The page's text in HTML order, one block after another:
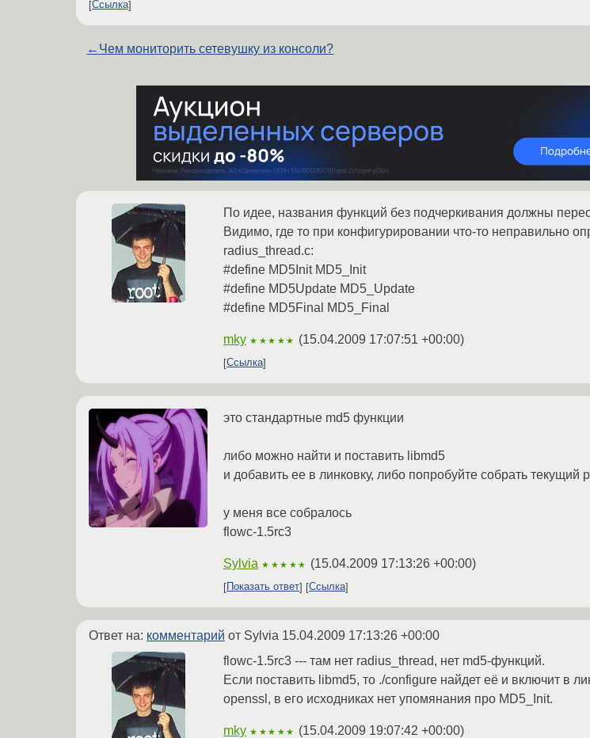
Ссылка
← Чем мониторить сетевушку из консоли?
По идее, названия функций без подчеркивания должны
Видимо, где то при конфигурировании что-то неправильно
radius_thread.c:
#define MD5Init MD5_Init
#define MD5Update MD5_Update
#define MD5Final MD5_Final
mky ★★★★★ (15.04.2009 17:07:51 +00:00)
Ссылка
это стандартные md5 функции
либо можно найти и поставить libmd5
и добавить ее в линковку, либо попробуйте собрать текущий
у меня все собралось
flowc-1.5rc3
Sylvia ★★★★★ (15.04.2009 17:13:26 +00:00)
Показать ответ Ссылка
Ответ на: комментарий от Sylvia 15.04.2009 17:13:26 +00:00
flowc-1.5rc3 --- там нет radius_thread, нет md5-функций.
Если поставить libmd5, то ./configure найдет её и включит в
openssl, в его исходниках нет упомянания про MD5_Init.
mky ★★★★★ (15.04.2009 19:07:42 +00:00)